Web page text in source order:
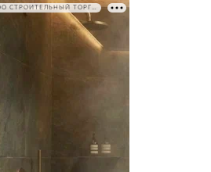
РЕКЛАМА • ООО СТРОИТЕЛЬНЫЙ ТОРГОВЫЙ ДОМ «ПЕТРОВИЧ». ИНН: 7802348846